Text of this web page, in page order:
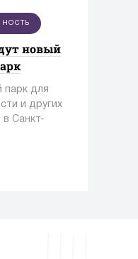
новый
парк для
и других
в Санкт-